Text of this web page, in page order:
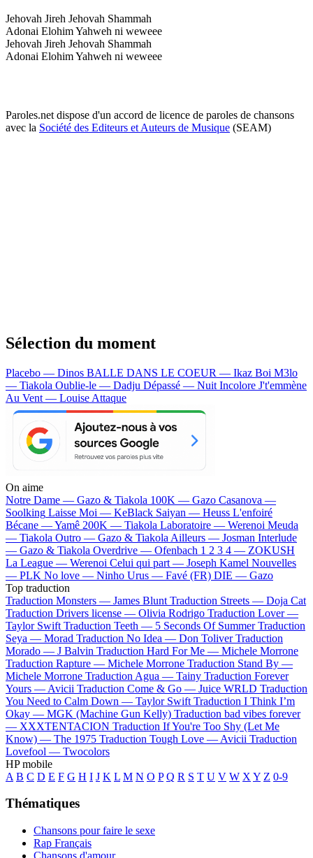
Jehovah Jireh Jehovah Shammah
Adonai Elohim Yahweh ni weweee
Jehovah Jireh Jehovah Shammah
Adonai Elohim Yahweh ni weweee
Paroles.net dispose d'un accord de licence de paroles de chansons
avec la Société des Editeurs et Auteurs de Musique (SEAM)
Sélection du moment
Placebo — Dinos BALLE DANS LE COEUR — Ikaz Boi M3lo
— Tiakola Oublie-le — Dadju Dépassé — Nuit Incolore J't'emmène
Au Vent — Louise Attaque
On aime
Notre Dame — Gazo & Tiakola 100K — Gazo Casanova —
Soolking Laisse Moi — KeBlack Saiyan — Heuss L'enfoiré
Bécane —Yamê 200K — Tiakola Laboratoire — Werenoi Meuda
— Tiakola Outro — Gazo & Tiakola Ailleurs — Josman Interlude
— Gazo & Tiakola Overdrive — Ofenbach 1 2 3 4 — ZOKUSH
La League — Werenoi Celui qui part — Joseph Kamel Nouvelles
— PLK No love — Ninho Urus — Favé (FR) DIE — Gazo
Top traduction
Traduction Monsters — James Blunt Traduction Streets — Doja Cat
Traduction Drivers license — Olivia Rodrigo Traduction Lover —
Taylor Swift Traduction Teeth — 5 Seconds Of Summer Traduction
Seya — Morad Traduction No Idea — Don Toliver Traduction
Morado — J Balvin Traduction Hard For Me — Michele Morrone
Traduction Rapture — Michele Morrone Traduction Stand By —
Michele Morrone Traduction Agua — Tainy Traduction Forever
Yours — Avicii Traduction Come & Go — Juice WRLD Traduction
You Need to Calm Down — Taylor Swift Traduction I Think I’m
Okay — MGK (Machine Gun Kelly) Traduction bad vibes forever
— XXXTENTACION Traduction If You're Too Shy (Let Me
Know) — The 1975 Traduction Tough Love — Avicii Traduction
Lovefool — Twocolors
HP mobile
A B C D E F G H I J K L M N O P Q R S T U V W X Y Z 0-9
Thématiques
Chansons pour faire le sexe
Rap Français
Chansons d'amour